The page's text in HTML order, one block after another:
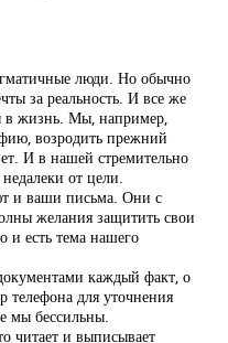
люди. Но обычно
за реальность. И все же
в жизнь. Мы, например,
возродить прежний
И в нашей стремительно
от цели.
и ваши письма. Они с
желания защитить свои
и есть тема нашего
каждый факт, о
телефона для уточнения
мы бессильны.
читает и выписывает